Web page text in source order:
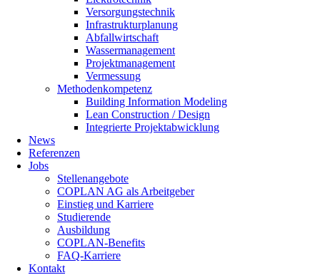
Versorgungstechnik
Infrastrukturplanung
Abfallwirtschaft
Wassermanagement
Projektmanagement
Vermessung
Methodenkompetenz
Building Information Modeling
Lean Construction / Design
Integrierte Projektabwicklung
News
Referenzen
Jobs
Stellenangebote
COPLAN AG als Arbeitgeber
Einstieg und Karriere
Studierende
Ausbildung
COPLAN-Benefits
FAQ-Karriere
Kontakt